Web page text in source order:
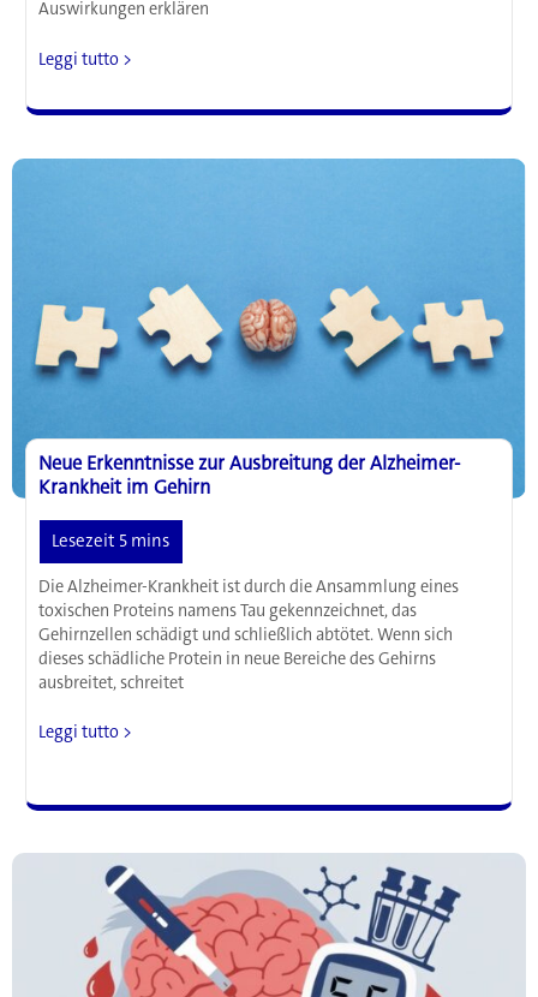
Auswirkungen erklären
Mehr
nur
Wachmacher:
Körper
aktivieren
könnte
Leggi tutto >
Neue Erkenntnisse zur Ausbreitung der Alzheimer-
Krankheit im Gehirn
Die Alzheimer-Krankheit ist durch die Ansammlung eines
toxischen Proteins namens Tau gekennzeichnet, das
Gehirnzellen schädigt und schließlich abtötet. Wenn sich
dieses schädliche Protein in neue Bereiche des Gehirns
ausbreitet, schreitet
Neue
Ausbreitung
Alzheimer-
Krankheit
Leggi tutto >